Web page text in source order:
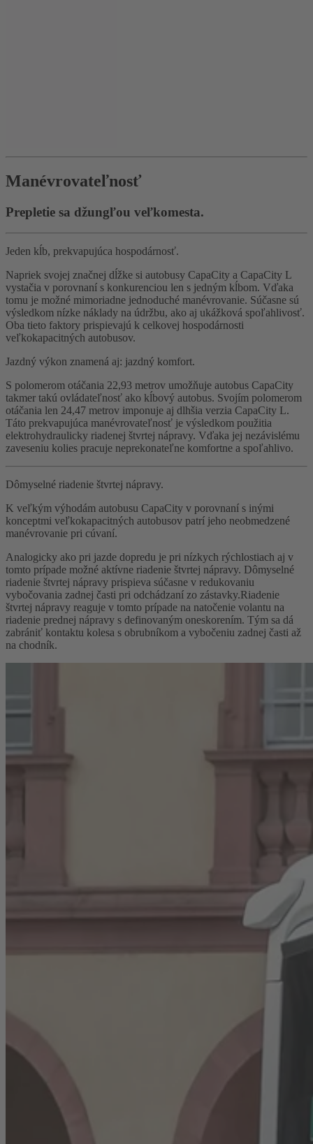
Manévrovateľnosť
Prepletie sa džungľou veľkomesta.
Jeden kĺb, prekvapujúca hospodárnosť.
Napriek svojej značnej dĺžke si autobusy CapaCity a CapaCity L
vystačia v porovnaní s konkurenciou len s jedným kĺbom. Vďaka
tomu je možné mimoriadne jednoduché manévrovanie. Súčasne sú
výsledkom nízke náklady na údržbu, ako aj ukážková spoľahlivosť.
Oba tieto faktory prispievajú k celkovej hospodárnosti
veľkokapacitných autobusov.
Jazdný výkon znamená aj: jazdný komfort.
S polomerom otáčania 22,93 metrov umožňuje autobus CapaCity
takmer takú ovládateľnosť ako kĺbový autobus. Svojím polomerom
otáčania len 24,47 metrov imponuje aj dlhšia verzia CapaCity L.
Táto prekvapujúca manévrovateľnosť je výsledkom použitia
elektrohydraulicky riadenej štvrtej nápravy. Vďaka jej nezávislému
zaveseniu kolies pracuje neprekonateľne komfortne a spoľahlivo.
Dômyselné riadenie štvrtej nápravy.
K veľkým výhodám autobusu CapaCity v porovnaní s inými
konceptmi veľkokapacitných autobusov patrí jeho neobmedzené
manévrovanie pri cúvaní.
Analogicky ako pri jazde dopredu je pri nízkych rýchlostiach aj v
tomto prípade možné aktívne riadenie štvrtej nápravy. Dômyselné
riadenie štvrtej nápravy prispieva súčasne v redukovaniu
vybočovania zadnej časti pri odchádzaní zo zástavky.Riadenie
štvrtej nápravy reaguje v tomto prípade na natočenie volantu na
riadenie prednej nápravy s definovaným oneskorením. Tým sa dá
zabrániť kontaktu kolesa s obrubníkom a vybočeniu zadnej časti až
na chodník.